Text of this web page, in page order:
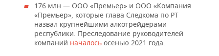
176 млн — ООО «Премьер» и ООО «Компания
«Премьер», которые глава Следкома по РТ
назвал крупнейшими алкотрейдерами
республики. Преследование руководителей
компаний началось осенью 2021 года.